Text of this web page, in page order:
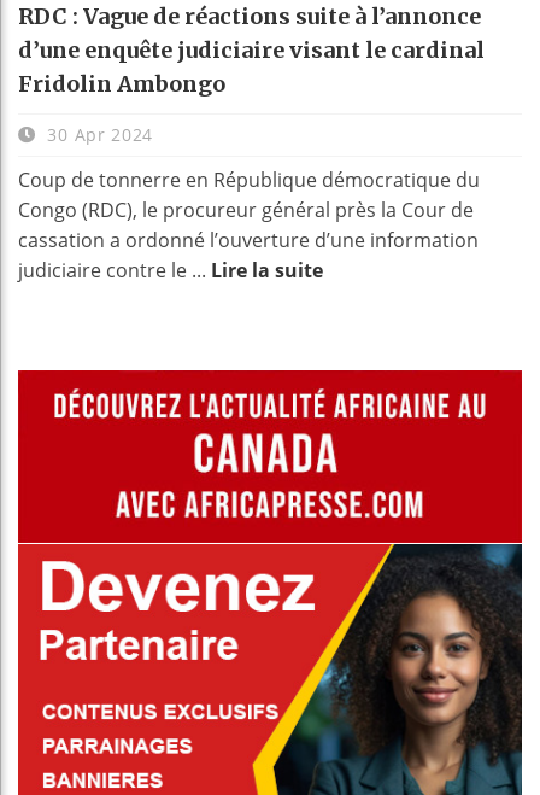
RDC : Vague de réactions suite à l’annonce
d’une enquête judiciaire visant le cardinal
Fridolin Ambongo
30 Apr 2024
Coup de tonnerre en République démocratique du
Congo (RDC), le procureur général près la Cour de
cassation a ordonné l’ouverture d’une information
judiciaire contre le ... Lire la suite